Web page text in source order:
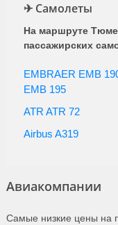
✈ Самолеты
На маршруте
пассажирских
EMBRAER EMB
EMB 195
ATR ATR 72
Airbus A319
Авиакомпании
Самые низкие цены на